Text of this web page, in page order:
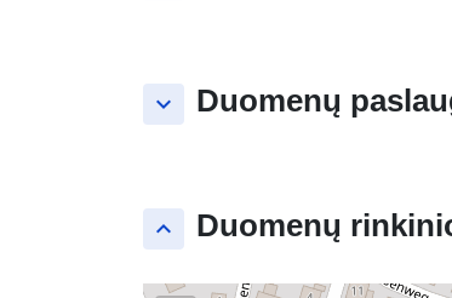
keyboard_arrow_down Duomenų
keyboard_arrow_up Duomenų